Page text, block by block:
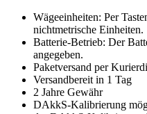
Wägeeinheiten: Per
nichtmetrische Einheiten.
Batterie-Betrieb: Der
angegeben.
Paketversand per
Versandbereit in 1 Tag
2 Jahre Gewähr
DAkkS-Kalibrierung